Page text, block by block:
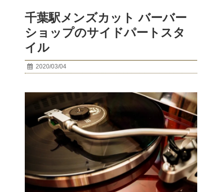
千葉駅メンズカット バーバー
ショップのサイドパートスタ
イル
2020/03/04